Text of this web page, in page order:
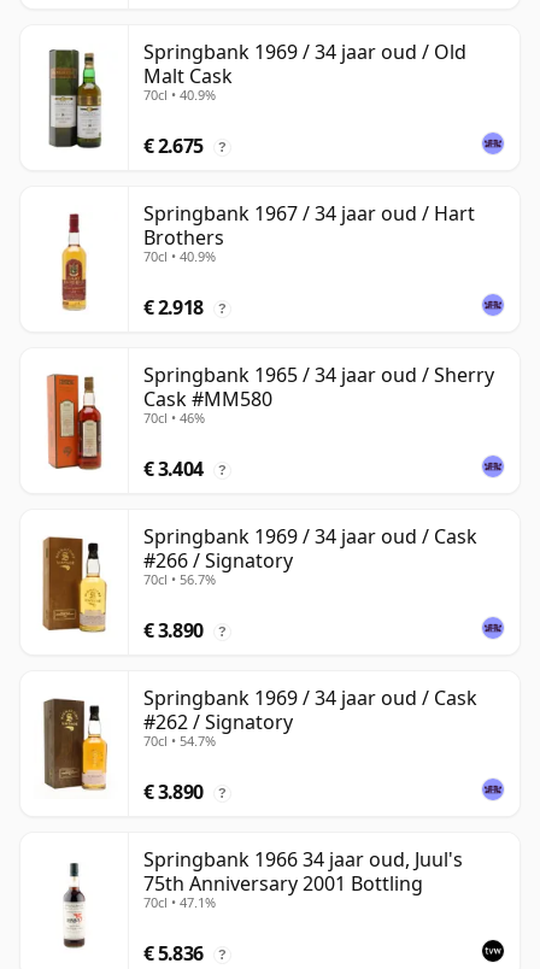
Springbank 1969 / 34 jaar oud / Old
Malt Cask
70cl • 40.9%
€ 2.675 ?
Springbank 1967 / 34 jaar oud / Hart
Brothers
70cl • 40.9%
€ 2.918 ?
Springbank 1965 / 34 jaar oud / Sherry
Cask #MM580
70cl • 46%
€ 3.404 ?
Springbank 1969 / 34 jaar oud / Cask
#266 / Signatory
70cl • 56.7%
€ 3.890 ?
Springbank 1969 / 34 jaar oud / Cask
#262 / Signatory
70cl • 54.7%
€ 3.890 ?
Springbank 1966 34 jaar oud, Juul's
75th Anniversary 2001 Bottling
70cl • 47.1%
€ 5.836 ?